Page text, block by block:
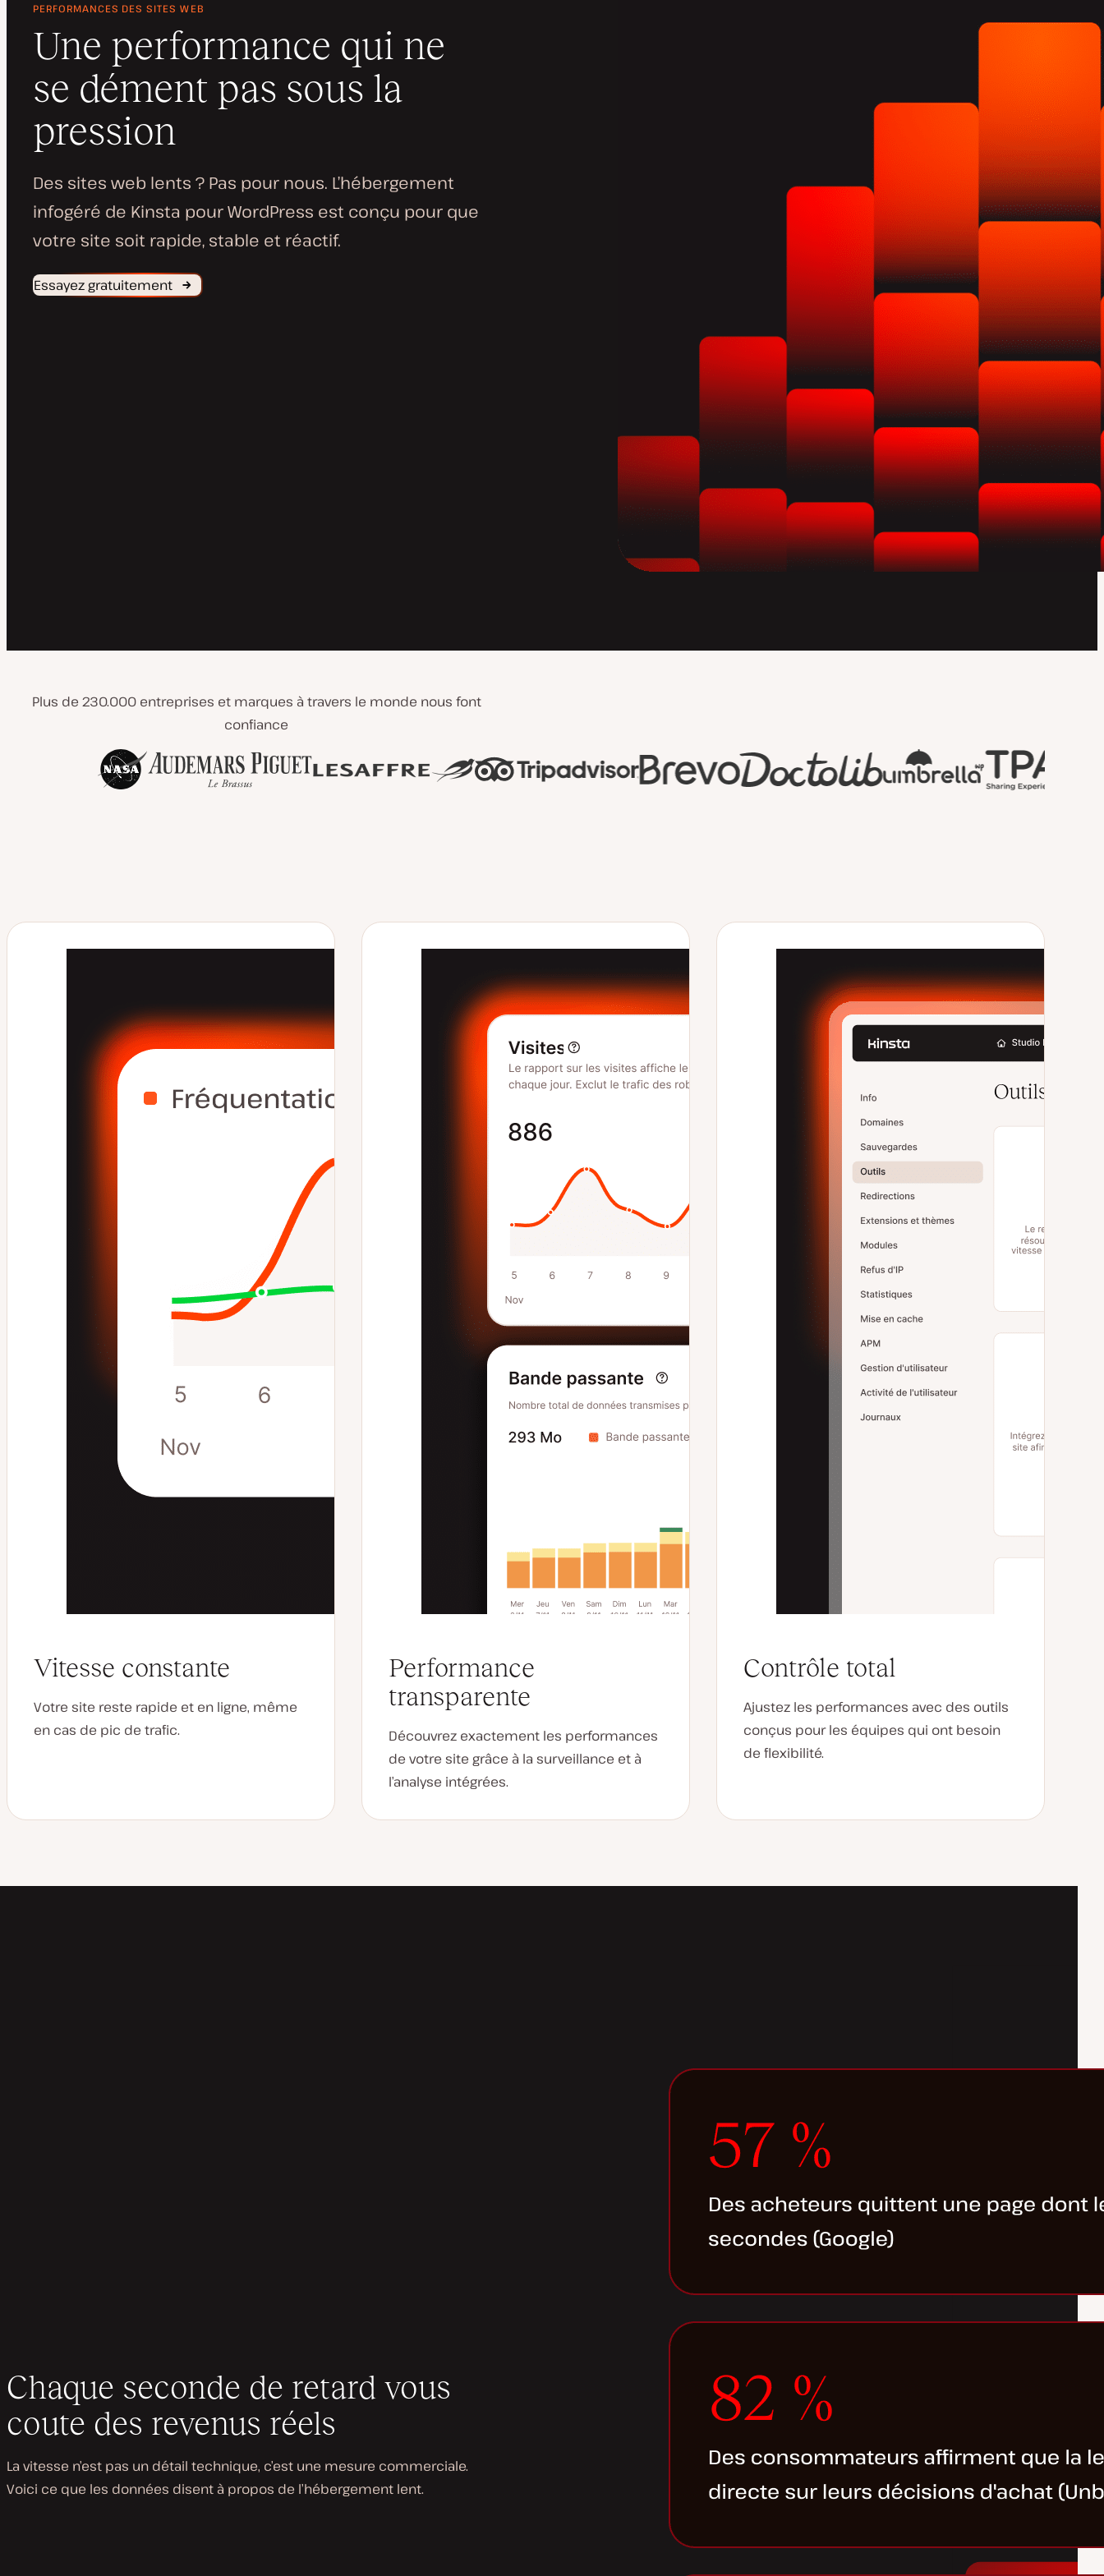
PERFORMANCES DES SITES WEB
Une performance qui ne
se dément pas sous la
pression
Des sites web lents ? Pas pour nous. L’hébergement
infogéré de Kinsta pour WordPress est conçu pour que
votre site soit rapide, stable et réactif.
Essayez gratuitement
Plus de 230.000 entreprises et marques à travers le monde nous font
confiance
Vitesse constante
Votre site reste rapide et en ligne, même
en cas de pic de trafic.
Performance
transparente
Découvrez exactement les performances
de votre site grâce à la surveillance et à
l’analyse intégrées.
Contrôle total
Ajustez les performances avec des outils
conçus pour les équipes qui ont besoin
de flexibilité.
Chaque seconde de retard vous
coute des revenus réels
La vitesse n’est pas un détail technique, c’est une mesure commerciale.
Voici ce que les données disent à propos de l’hébergement lent.